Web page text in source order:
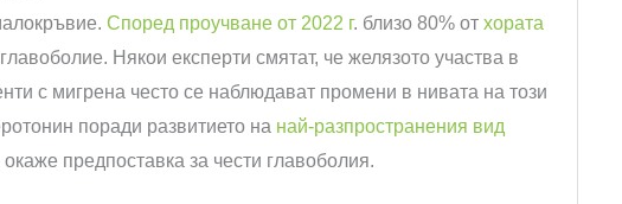
Според проучване от 2022 г. близо 80% от хората
Някои експерти смятат, че желязото участва в
с мигрена често се наблюдават промени в нивата на този
поради развитието на най-разпространения вид
предпоставка за чести главоболия.